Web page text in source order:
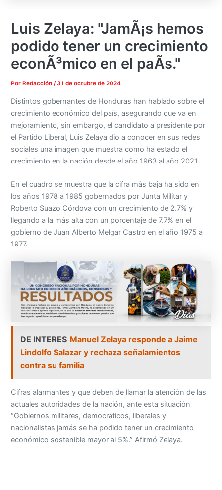
Luis Zelaya: "JamÃ¡s hemos
podido tener un crecimiento
econÃ³mico en el paÃ­s."
Por Redacción/ 31 de octubre de 2024
Distintos gobernantes de Honduras han hablado sobre el
crecimiento económico del país, asegurando que va en
mejoramiento, sin embargo, el candidato a presidente por
el Partido Liberal, Luis Zelaya dio a conocer en sus redes
sociales una imagen que muestra como ha estado el
crecimiento en la nación desde el año 1963 al año 2021.
En el cuadro se muestra que la cifra más baja ha sido en
los años 1978 a 1985 gobernados por Junta Militar y
Roberto Suazo Córdova con un crecimiento de 2.7% y
llegando a la más alta con un porcentaje de 7.7% en el
gobierno de Juan Alberto Melgar Castro en el año 1975 a
1977.
DE INTERES Manuel Zelaya responde a Jaime
Lindolfo Salazar y rechaza señalamientos
contra su familia
Cifras alarmantes y que deben de llamar la atención de las
actuales autoridades de la nación, ante esta situación
“Gobiernos militares, democráticos, liberales y
nacionalistas jamás se ha podido tener un crecimiento
económico sostenible mayor al 5%.” Afirmó Zelaya.